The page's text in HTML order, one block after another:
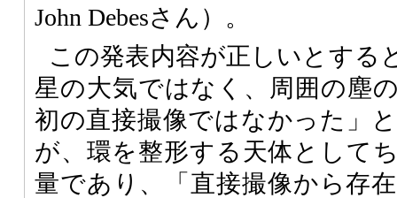
John Debesさん）。
この発表内容が正しいとする
星の大気ではなく、周囲の塵
初の直接撮像ではなかった」
が、環を整形する天体として
量であり、「直接撮像から存